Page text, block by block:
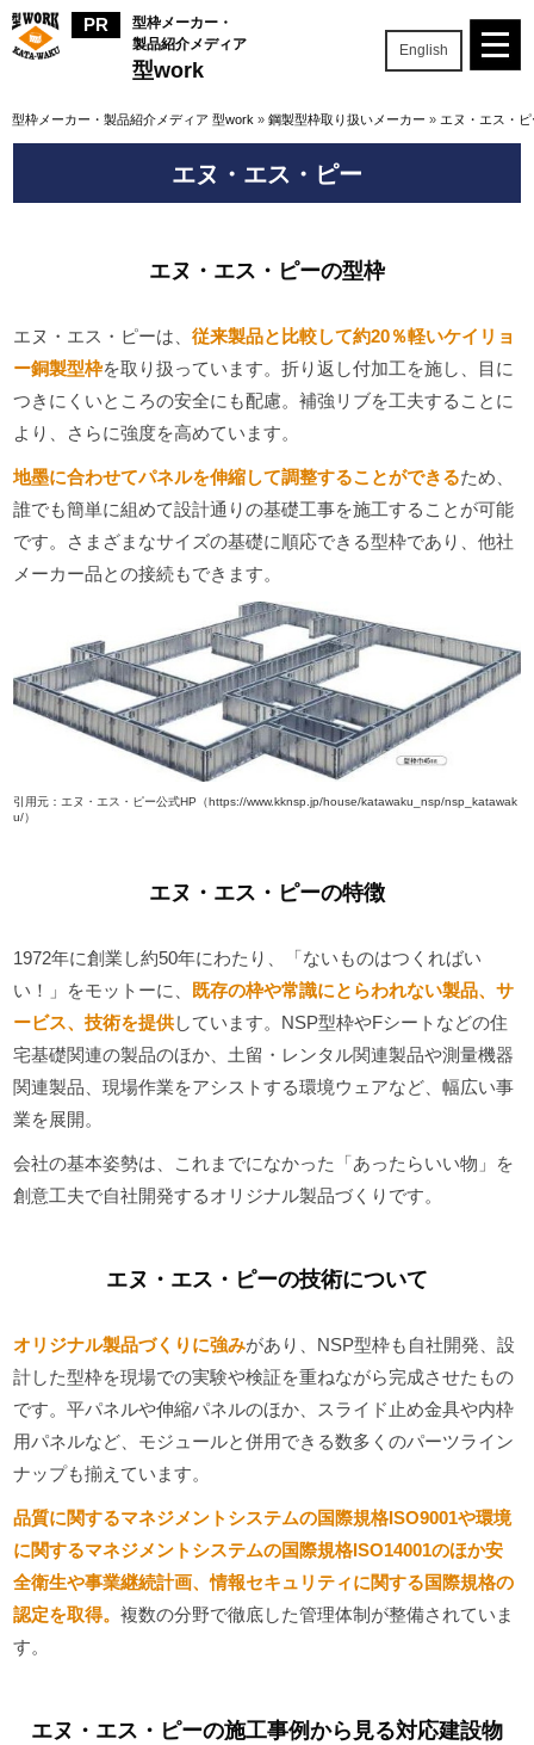
型枠メーカー・
製品紹介メディア
型work
English
型枠メーカー・製品紹介メディア 型work » 鋼製型枠取り扱いメーカー » エヌ・エス・ピ
エヌ・エス・ピー
エヌ・エス・ピーの型枠
エヌ・エス・ピーは、従来製品と比較して約20％軽いケイリョ
ー銅製型枠を取り扱っています。折り返し付加工を施し、目に
つきにくいところの安全にも配慮。補強リブを工夫することに
より、さらに強度を高めています。
地墨に合わせてパネルを伸縮して調整することができるため、
誰でも簡単に組めて設計通りの基礎工事を施工することが可能
です。さまざまなサイズの基礎に順応できる型枠であり、他社
メーカー品との接続もできます。
引用元：エヌ・エス・ピー公式HP（https://www.kknsp.jp/house/katawaku_nsp/nsp_katawak
u/）
エヌ・エス・ピーの特徴
1972年に創業し約50年にわたり、「ないものはつくればい
い！」をモットーに、
既存の枠や常識にとらわれない製品、サ
ービス、技術を提供しています。NSP型枠やFシートなどの住
宅基礎関連の製品のほか、土留・レンタル関連製品や測量機器
関連製品、現場作業をアシストする環境ウェアなど、幅広い事
業を展開。
会社の基本姿勢は、これまでになかった「あったらいい物」を
創意工夫で自社開発するオリジナル製品づくりです。
エヌ・エス・ピーの技術について
オリジナル製品づくりに強みがあり、NSP型枠も自社開発、設
計した型枠を現場での実験や検証を重ねながら完成させたもの
です。平パネルや伸縮パネルのほか、スライド止め金具や内枠
用パネルなど、モジュールと併用できる数多くのパーツライン
ナップも揃えています。
品質に関するマネジメントシステムの国際規格ISO9001や環境
に関するマネジメントシステムの国際規格ISO14001のほか安
全衛生や事業継続計画、情報セキュリティに関する国際規格の
認定を取得。複数の分野で徹底した管理体制が整備されていま
す。
エヌ・エス・ピーの施工事例から見る対応建設物